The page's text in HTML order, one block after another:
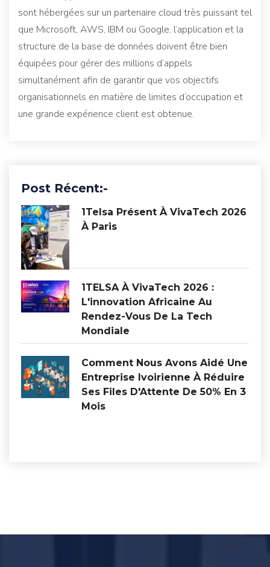
sont hébergées sur un partenaire cloud très puissant tel
que Microsoft, AWS, IBM ou Google, l’application et la
structure de la base de données doivent être bien
équipées pour gérer des millions d’appels
simultanément afin de garantir que vos objectifs
organisationnels en matière de limites d’occupation et
une grande expérience client est obtenue.
Post Récent:-
1Telsa Présent À VivaTech 2026
À Paris
1TELSA À VivaTech 2026 :
L'innovation Africaine Au
Rendez-Vous De La Tech
Mondiale
Comment Nous Avons Aidé Une
Entreprise Ivoirienne À Réduire
Ses Files D'Attente De 50% En 3
Mois